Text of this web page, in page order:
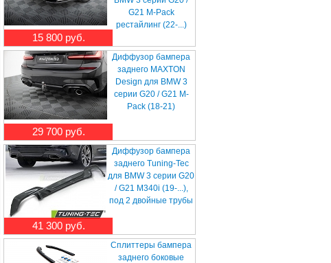
15 800 руб.
G21 M-Pack
рестайлинг (22-...)
29 700 руб.
Диффузор бампера
заднего MAXTON
Design для BMW 3
серии G20 / G21 M-
Pack (18-21)
41 300 руб.
Диффузор бампера
заднего Tuning-Tec
для BMW 3 серии G20
/ G21 M340i (19-...),
под 2 двойные трубы
Сплиттеры бампера
заднего боковые